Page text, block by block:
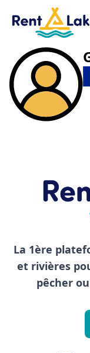
La 1ère
et rivières
pêcher